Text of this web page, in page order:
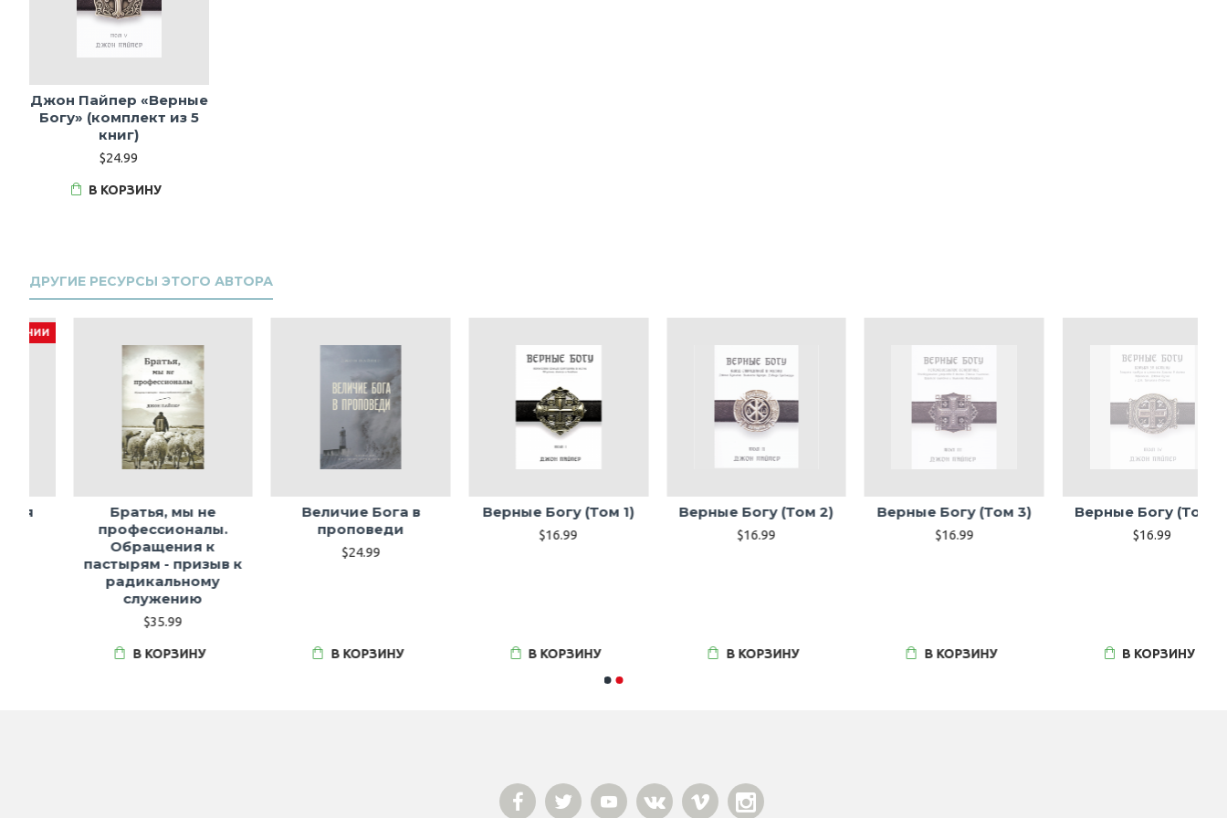
Джон Пайпер «Верные
Богу» (комплект из 5
книг)
$24.99
В КОРЗИНУ
ДРУГИЕ РЕСУРСЫ ЭТОГО АВТОРА
Братья, мы не
профессионалы.
Обращения к
пастырям - призыв к
радикальному
служению
В КОРЗИНУ
Величие Бога в
проповеди
В КОРЗИНУ
Верные Богу (Том 1)
В КОРЗИНУ
Верные Богу (Том 2)
В КОРЗИНУ
Верные Богу (Том 3)
В КОРЗИНУ
Верные Богу (Том 4)
В КОРЗИНУ